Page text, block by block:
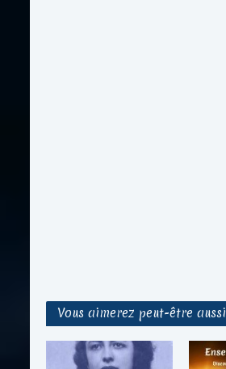
Vous aimerez peut-être aussi